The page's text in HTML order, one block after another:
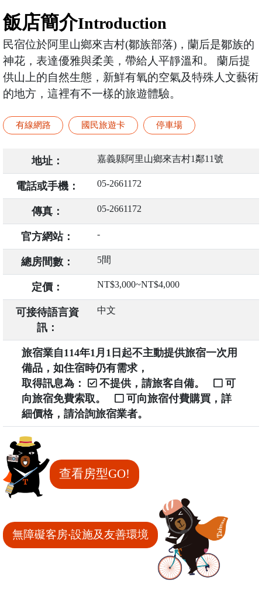
飯店簡介Introduction
民宿位於阿里山鄉來吉村(鄒族部落)，蘭后是鄒族的
神花，表達優雅與柔美，帶給人平靜溫和。 蘭后提
供山上的自然生態，新鮮有氧的空氣及特殊人文藝術
的地方，這裡有不一樣的旅遊體驗。
有線網路 國民旅遊卡 停車場
地址： 嘉義縣阿里山鄉來吉村1鄰11號
電話或手機： 05-2661172
傳真： 05-2661172
官方網站： -
總房間數： 5間
定價： NT$3,000~NT$4,000
可接待語言資
訊：
中文
旅宿業自114年1月1日起不主動提供旅宿一次用
備品，如住宿時仍有需求，
取得訊息為：
不提供，請旅客自備。
可
向旅宿免費索取。
可向旅宿付費購買，詳
細價格，請洽詢旅宿業者。
查看房型GO!
無障礙客房‧設施及友善環境